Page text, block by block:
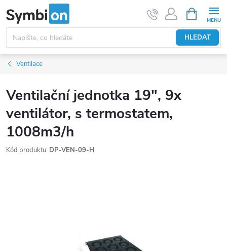
na
obsah
HLEDAT
NÁKUPNÍ
KOŠÍK
Ventilace
Ventilační jednotka 19", 9x
ventilátor, s termostatem,
1008m3/h
Kód produktu: DP-VEN-09-H